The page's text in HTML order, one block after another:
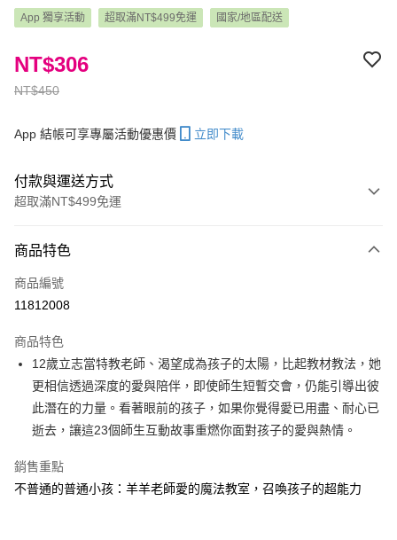
App 獨享活動 超取滿NT$499免運 國家/地區配送
NT$450
NT$306
App 結帳可享專屬活動優惠價 立即下載
付款與運送方式
超取滿NT$499免運
信用卡一次付款
LINE Pay
大哥付你分期
相關說明
【大哥付你分期使用說明】
1.本服務由台灣大哥大提供，台灣大哥大用戶可立即使用無須另外申請。
2.付款方式選擇「大哥付你分期」，訂單成立後會自動跳轉到大哥付的交易
成交易。
3.實際核准額度、可分期數及費用金額請依後續交易確認頁面所載為準。
4.訂單成立30分鐘內，如未前往確認交易或遇審核未通過，訂單將自動取
AFTEE先享後付
相關說明
AFTEE先享後付是「在收到商品之後才付款」的支付方式。 讓您購物簡單
便利好安心！
ATM付款
商品特色
商品編號
11812008
商品特色
12歲立志當特教老師、渴望成為孩子的太陽，比起教材教法，她
更相信透過深度的愛與陪伴，即使師生短暫交會，仍能引導出彼
此潛在的力量。看著眼前的孩子，如果你覺得愛已用盡、耐心已
逝去，讓這23個師生互動故事重燃你面對孩子的愛與熱情。
銷售重點
不普通的普通小孩：羊羊老師愛的魔法教室，召喚孩子的超能力